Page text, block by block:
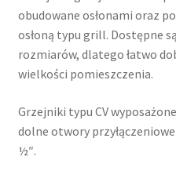
obudowane osłonami oraz
osłoną typu grill. Dostępne
rozmiarów, dlatego łatwo
wielkości pomieszczenia.
Grzejniki typu CV
dolne otwory
½″.